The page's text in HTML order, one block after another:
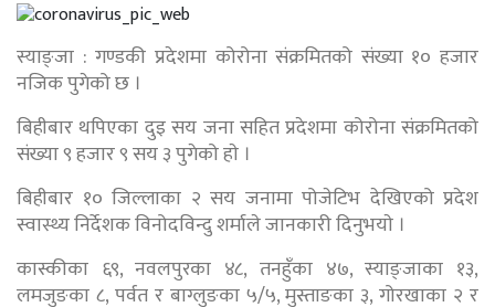
स्याङ्जा : गण्डकी प्रदेशमा कोरोना संक्रमितको संख्या १० हजार
नजिक पुगेको छ ।
बिहीबार थपिएका दुइ सय जना सहित प्रदेशमा कोरोना संक्रमितको
संख्या ९ हजार ९ सय ३ पुगेको हाे ।
बिहीबार १० जिल्लाका २ सय जनामा पोजेटिभ देखिएको प्रदेश
स्वास्थ्य निर्देशक विनोदविन्दु शर्माले जानकारी दिनुभयाे ।
कास्कीका ६९, नवलपुरका ४८, तनहुँका ४७, स्याङ्जाका १३,
लमजुङका ८, पर्वत र बाग्लुङका ५/५, मुस्ताङका ३, गोरखाका २ र